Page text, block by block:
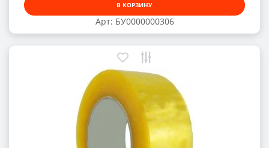
Арт: БУ0000000306
В КОРЗИНУ